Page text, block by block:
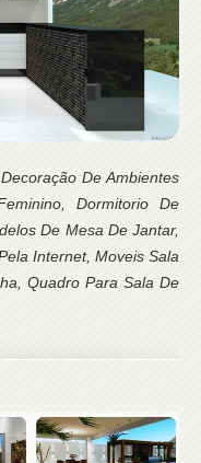
De Ambientes
Dormitorio De
De Mesa De Jantar,
Internet, Moveis Sala
Quadro Para Sala De